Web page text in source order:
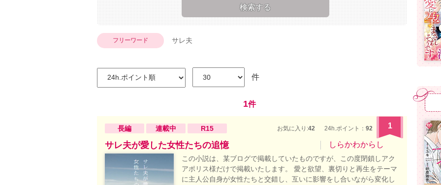
フリーワード サレ夫
件
1件
長編 連載中 R15 お気に入り:42 24h.ポイント： 92 1
サレ夫が愛した女性たちの追憶 しらかわからし
この小説は、某ブログで掲載していたものですが、この度閉鎖しアク
アポリス様だけで掲載いたします。 愛と欲望、裏切りと再生をテーマ
に主人公自身が女性たちと交錯し、互いに影響をし合いながら変化し